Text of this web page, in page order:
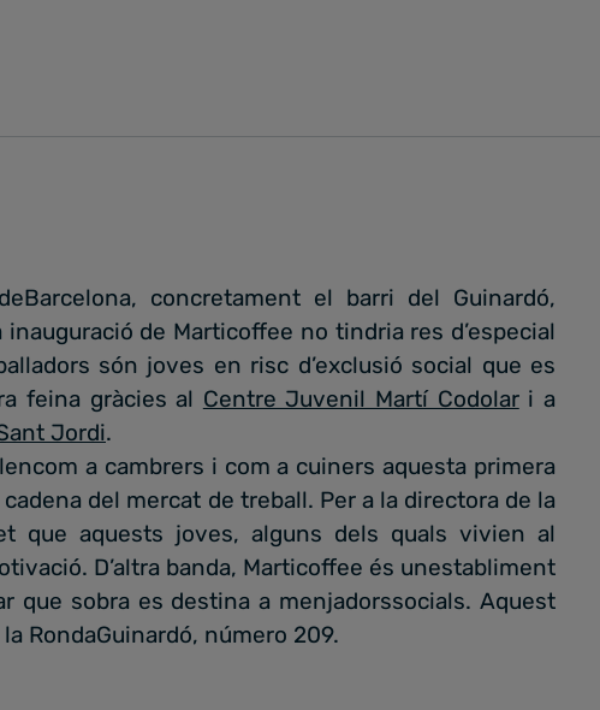
concretament el barri del Guinardó,
de Marticoffee no tindria res d’especial
són joves en risc d’exclusió social que es
feina gràcies al Centre Juvenil Martí Codolari a
Jordi.
a cambrers i com a cuiners aquesta primera
del mercat de treball. Per a la directora de la
que aquests joves, alguns dels quals vivien al
D’altra banda, Marticoffee és unestabliment
que sobra es destina a menjadorssocials. Aquest
RondaGuinardó, número 209.